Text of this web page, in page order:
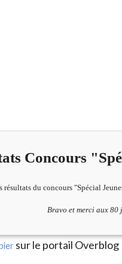
Concours
résultats du concours "Spécial
Bravo et merci aux
sur le portail Overblog